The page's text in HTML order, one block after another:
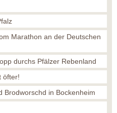
Marathon an der Deutschen
durchs Pfälzer Rebenland
öfter!
Brodworschd in Bockenheim